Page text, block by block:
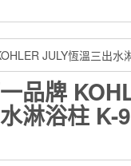
JULY恆溫三出水
品牌
淋浴柱 K-